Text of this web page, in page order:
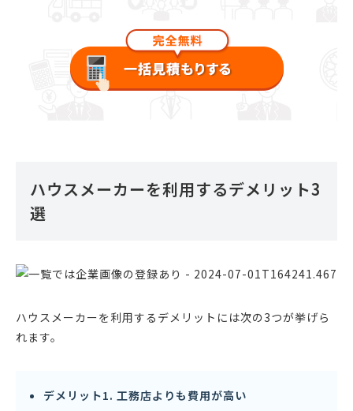
ハウスメーカーを利用するデメリット3
選
ハウスメーカーを利用するデメリットには次の3つが挙げら
れます。
デメリット1. 工務店よりも費用が高い